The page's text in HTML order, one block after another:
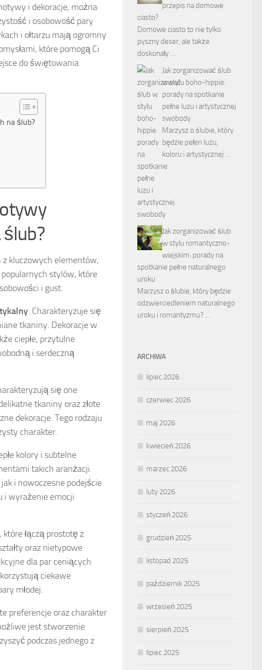
i dekoracje, można
i osobowość pary
i ołtarzu mają ogromny
które pomogą Ci
do świętowania
na ślub?
ślub?
kluczowych elementów,
stylów, które
i gust.
. Charakteryzuje się
tkaniny. Dekoracje w
ciepłe, przytulne
i serdeczną
się one
tkaniny oraz złote
dekoracje. Tego rodzaju
charakter.
kolory i subtelne
takich aranżacji.
i nowoczesne podejście
i wyrażenie emocji
które łączą prostotę z
oraz nietypowe
dla par ceniących
ciekawe
młodej.
preferencje oraz charakter
jest stworzenie
podczas jednego z
przepis na domowe
ciasto?
Domowe ciasto to nie tylko
pyszny deser, ale także
doskonały …
Jak zorganizować ślub
w stylu boho-hippie:
porady na spotkanie
pełne luzu i artystycznej
swobody
Marzysz o ślubie, który
będzie pełen luzu,
koloru i artystycznej …
Jak zorganizować ślub
w stylu romantyczno-
wiejskim: porady na
spotkanie pełne naturalnego
uroku
Marzysz o ślubie, który będzie
odzwierciedleniem naturalnego
uroku i romantyzmu? …
ARCHIWA
lipiec 2026
czerwiec 2026
maj 2026
kwiecień 2026
marzec 2026
luty 2026
styczeń 2026
grudzień 2025
listopad 2025
październik 2025
wrzesień 2025
sierpień 2025
lipiec 2025